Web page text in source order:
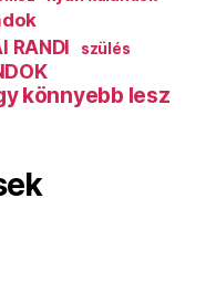
RANDI szülés
könnyebb lesz